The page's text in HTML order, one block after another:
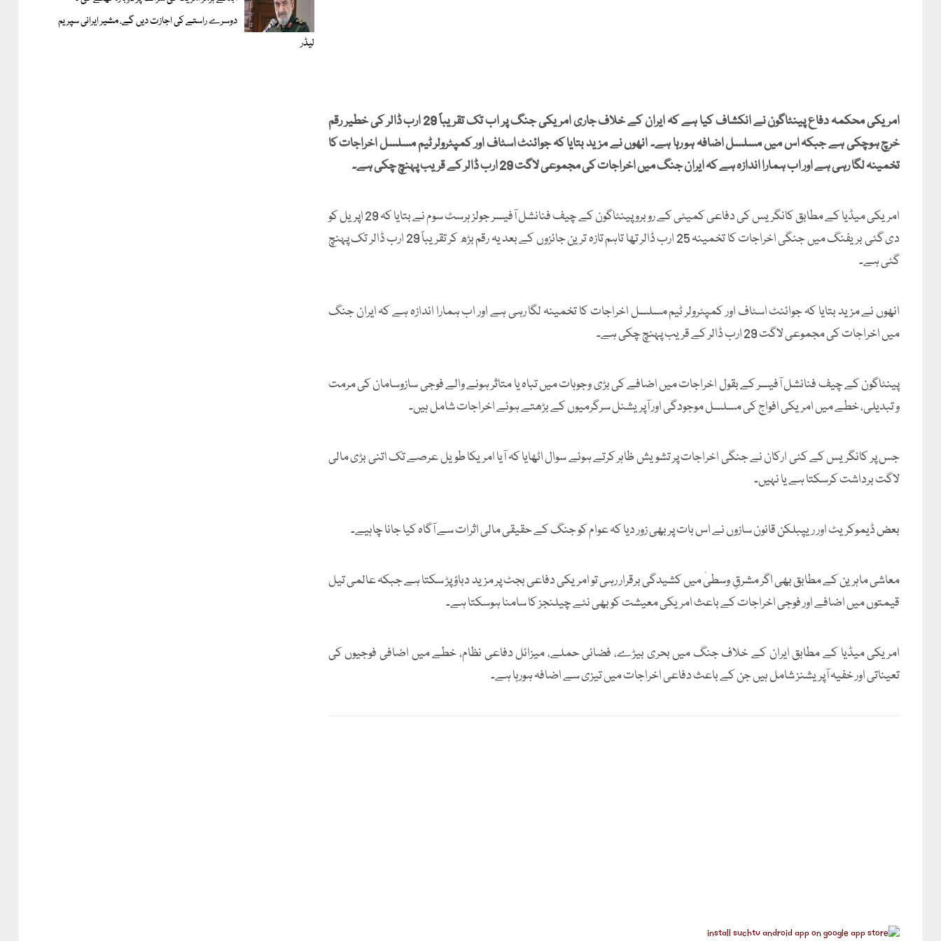
امریکی محکمہ دفاع پینٹاگون نے انکشاف کیا ہے کہ ایران کے خلاف جاری امریکی جنگ پر اب تک تقریباً 29 ارب ڈالر کی خطیر رقم
خرچ ہوچکی ہے جبکہ اس میں مسلسل اضافہ ہو رہا ہے۔ انھوں نے مزید بتایا کہ جوائنٹ اسٹاف اور کمپٹرولر ٹیم مسلسل اخراجات کا
تخمینہ لگا رہی ہے اور اب ہمارا اندازہ ہے کہ ایران جنگ میں اخراجات کی مجموعی لاگت 29 ارب ڈالر کے قریب پہنچ چکی ہے۔
امریکی میڈیا کے مطابق کانگریس کی دفاعی کمیٹی کے روبرو پینٹاگون کے چیف فنانشل آفیسر جولز ہرسٹ سوم نے بتایا کہ 29 اپریل کو
دی گئی بریفنگ میں جنگی اخراجات کا تخمینہ 25 ارب ڈالر تھا تاہم تازہ ترین جائزوں کے بعد یہ رقم بڑھ کر تقریباً 29 ارب ڈالر تک پہنچ
گئی ہے۔
انھوں نے مزید بتایا کہ جوائنٹ اسٹاف اور کمپٹرولر ٹیم مسلسل اخراجات کا تخمینہ لگا رہی ہے اور اب ہمارا اندازہ ہے کہ ایران جنگ
میں اخراجات کی مجموعی لاگت 29 ارب ڈالر کے قریب پہنچ چکی ہے۔
پینٹاگون کے چیف فنانشل آفیسر کے بقول اخراجات میں اضافے کی بڑی وجوہات میں تباہ یا متاثر ہونے والے فوجی سازوسامان کی مرمت
و تبدیلی، خطے میں امریکی افواج کی مسلسل موجودگی اور آپریشنل سرگرمیوں کے بڑھتے ہوئے اخراجات شامل ہیں۔
جس پر کانگریس کے کئی ارکان نے جنگی اخراجات پر تشویش ظاہر کرتے ہوئے سوال اٹھایا کہ آیا امریکا طویل عرصے تک اتنی بڑی مالی
لاگت برداشت کرسکتا ہے یا نہیں۔
بعض ڈیموکریٹ اور ریپبلکن قانون سازوں نے اس بات پر بھی زور دیا کہ عوام کو جنگ کے حقیقی مالی اثرات سے آگاہ کیا جانا چاہیے۔
معاشی ماہرین کے مطابق بھی اگر مشرقِ وسطیٰ میں کشیدگی برقرار رہی تو امریکی دفاعی بجٹ پر مزید دباؤ پڑ سکتا ہے جبکہ عالمی تیل
قیمتوں میں اضافے اور فوجی اخراجات کے باعث امریکی معیشت کو بھی نئے چیلنجز کا سامنا ہوسکتا ہے۔
امریکی میڈیا کے مطابق ایران کے خلاف جنگ میں بحری بیڑے، فضائی حملے، میزائل دفاعی نظام، خطے میں اضافی فوجیوں کی
تعیناتی اور خفیہ آپریشنز شامل ہیں جن کے باعث دفاعی اخراجات میں تیزی سے اضافہ ہورہا ہے۔
دوسرے راستے کی اجازت دیں گے، مشیر ایرانی سپریم
لیڈر